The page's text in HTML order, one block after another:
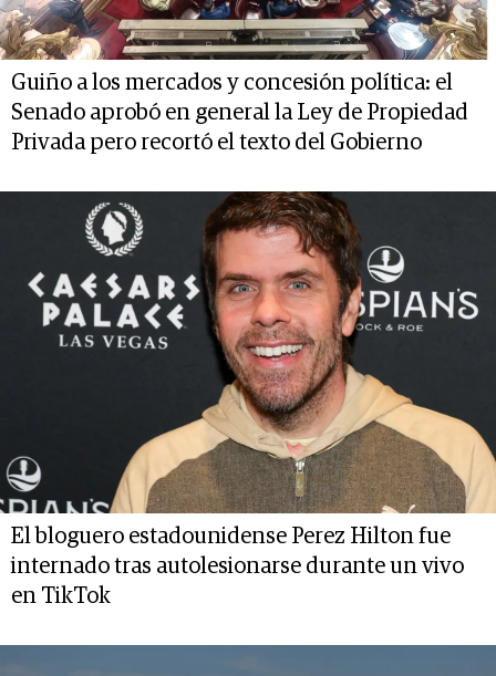
Guiño a los mercados y concesión política: el
Senado aprobó en general la Ley de Propiedad
Privada pero recortó el texto del Gobierno
El bloguero estadounidense Perez Hilton fue
internado tras autolesionarse durante un vivo
en TikTok